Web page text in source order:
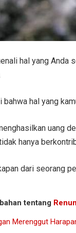
hal yang Anda
bahwa hal yang
uang
hanya
dari seorang
tentang
Merenggut